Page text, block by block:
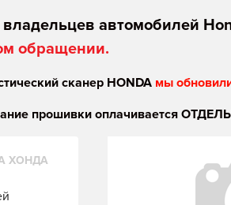
автомобилей
обращении.
сканер HONDA мы
прошивки оплачивается
ХОНДА